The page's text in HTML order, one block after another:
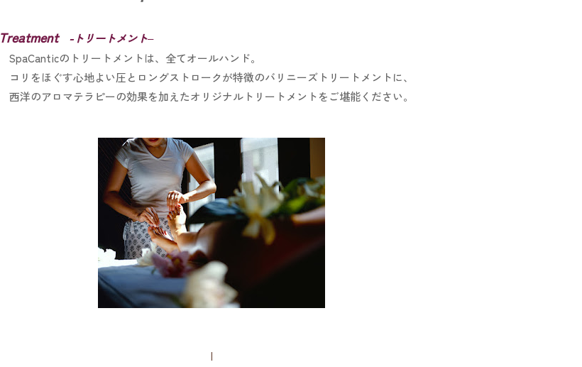
Treatment-トリートメント–
SpaCanticのトリートメントは、全てオールハンド。
コリをほぐす心地よい圧とロングストロークが特徴のバリニーズトリートメントに、
西洋のアロマテラピーの効果を加えたオリジナルトリートメントをご堪能ください。
|